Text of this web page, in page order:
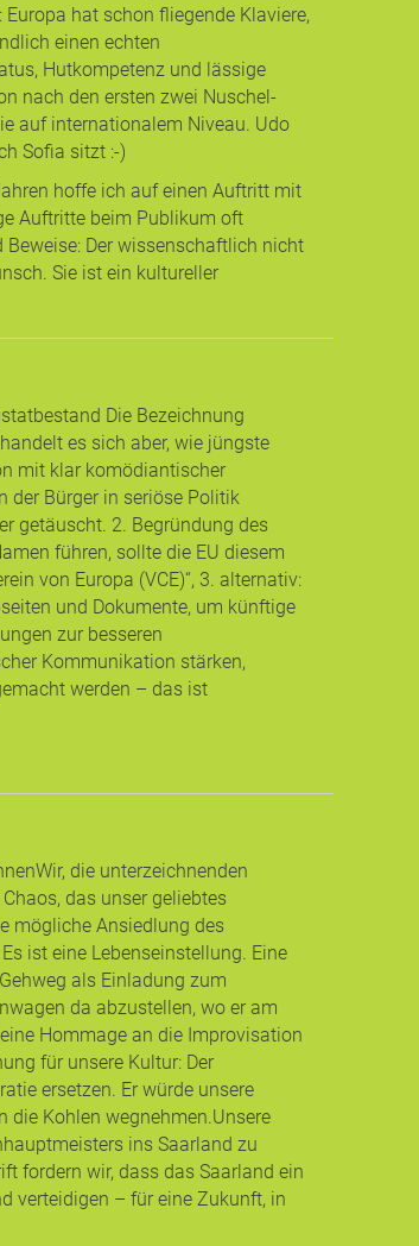
hat schon fliegende Klaviere,
einen echten
Hutkompetenz und lässige
nach den ersten zwei Nuschel-
auf internationalem Niveau. Udo
Sofia sitzt :-)
hoffe ich auf einen Auftritt mit
Auftritte beim Publikum oft
Der wissenschaftlich nicht
Sie ist ein kultureller
Die Bezeichnung
es sich aber, wie jüngste
mit klar komödiantischer
der Bürger in seriöse Politik
getäuscht. 2. Begründung des
führen, sollte die EU diesem
von Europa (VCE)“, 3. alternativ:
und Dokumente, um künftige
zur besseren
Kommunikation stärken,
werden – das ist
​Wir, die unterzeichnenden
das unser geliebtes
mögliche Ansiedlung des
ist eine Lebenseinstellung. Eine
als Einladung zum
da abzustellen, wo er am
Hommage an die Improvisation
für unsere Kultur: Der
ersetzen. Er würde unsere
Kohlen wegnehmen. ​Unsere
ins Saarland zu
fordern wir, dass das Saarland ein
verteidigen – für eine Zukunft, in